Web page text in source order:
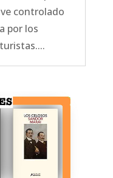
controlado
por los